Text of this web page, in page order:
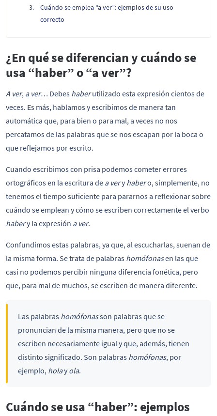
Cuándo se emplea “a ver”: ejemplos de su uso
correcto
¿En qué se diferencian y cuándo se
usa “haber” o “a ver”?
A ver, a ver… Debes haberutilizado esta expresión cientos de
veces. Es más, hablamos y escribimos de manera tan
automática que, para bien o para mal, a veces no nos
percatamos de las palabras que se nos escapan por la boca o
que reflejamos por escrito.
Cuando escribimos con prisa podemos cometer errores
ortográficos en la escritura de a veryhabero, simplemente, no
tenemos el tiempo suficiente para pararnos a reflexionar sobre
cuándo se emplean y cómo se escriben correctamente el verbo
habery la expresión a ver.
Confundimos estas palabras, ya que, al escucharlas, suenan de
la misma forma. Se trata de palabras homófonasen las que
casi no podemos percibir ninguna diferencia fonética, pero
que, para mal de muchos, se escriben de manera diferente.
Las palabras homófonasson palabras que se
pronuncian de la misma manera, pero que no se
escriben necesariamente igual y que, además, tienen
distinto significado. Son palabras homófonas, por
ejemplo, holayola.
Cuándo se usa “haber”: ejemplos